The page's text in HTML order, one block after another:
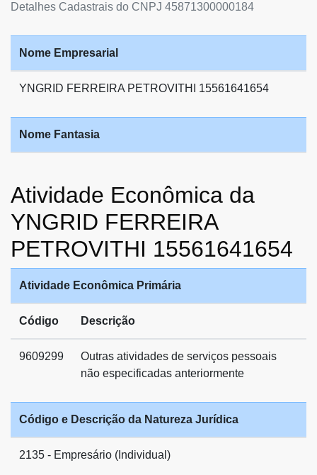
Detalhes Cadastrais do CNPJ 45871300000184
Nome Empresarial
YNGRID FERREIRA PETROVITHI 15561641654
Nome Fantasia
Atividade Econômica da
YNGRID FERREIRA
PETROVITHI 15561641654
Atividade Econômica Primária
Código Descrição
9609299
Outras atividades de serviços pessoais
não especificadas anteriormente
Código e Descrição da Natureza Jurídica
2135 - Empresário (Individual)